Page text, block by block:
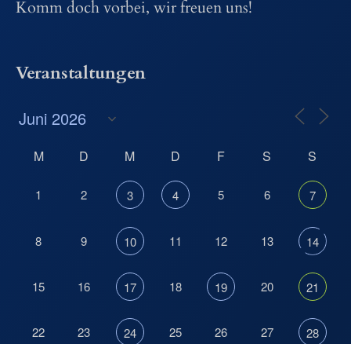
Komm doch vorbei, wir freuen uns!
Veranstaltungen
M D M D F S S
1 2 3 4 5 6 7
8 9 10 11 12 13 14
15 16 17 18 19 20 21
22 23 24 25 26 27 28